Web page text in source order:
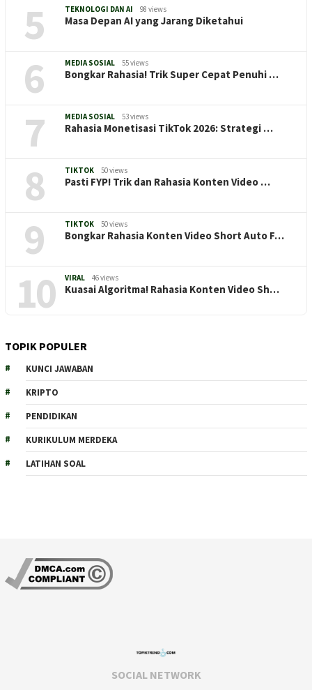
5 TEKNOLOGI DAN AI 98 views
Masa Depan AI yang Jarang Diketahui
6 MEDIA SOSIAL 55 views
Bongkar Rahasia! Trik Super Cepat Penuhi …
7 MEDIA SOSIAL 53 views
Rahasia Monetisasi TikTok 2026: Strategi …
8 TIKTOK 50 views
Pasti FYP! Trik dan Rahasia Konten Video …
9 TIKTOK 50 views
Bongkar Rahasia Konten Video Short Auto F…
10 VIRAL 46 views
Kuasai Algoritma! Rahasia Konten Video Sh…
TOPIK POPULER
KUNCI JAWABAN
KRIPTO
PENDIDIKAN
KURIKULUM MERDEKA
LATIHAN SOAL
SOCIAL NETWORK